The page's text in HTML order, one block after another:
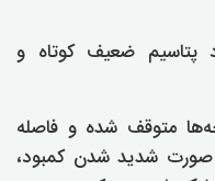
پتاسیم ضعیف کوتاه و
متوقف شده و فاصله
صورت شدید شدن کمبود،